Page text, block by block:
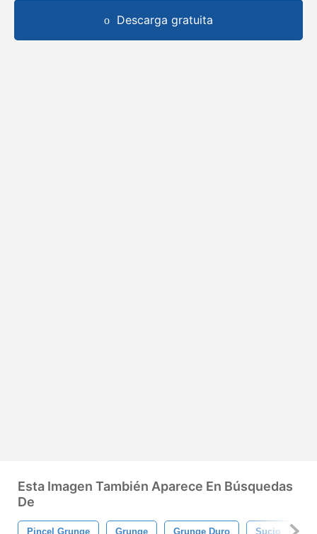
Descarga gratuita
Esta Imagen También Aparece En Búsquedas
De
Pincel Grunge Grunge Grunge Duro Sucio